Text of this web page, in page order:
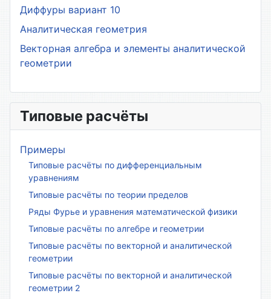
Диффуры вариант 10
Аналитическая геометрия
Векторная алгебра и элементы аналитической
геометрии
Типовые расчёты
Примеры
Типовые расчёты по дифференциальным
уравнениям
Типовые расчёты по теории пределов
Ряды Фурье и уравнения математической физики
Типовые расчёты по алгебре и геометрии
Типовые расчёты по векторной и аналитической
геометрии
Типовые расчёты по векторной и аналитической
геометрии 2